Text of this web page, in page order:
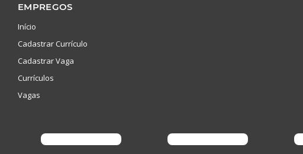
EMPREGOS
Início
Cadastrar Currículo
Cadastrar Vaga
Currículos
Vagas